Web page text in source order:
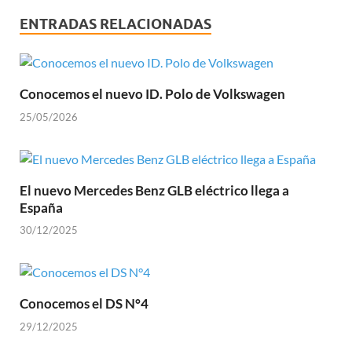
ENTRADAS RELACIONADAS
Conocemos el nuevo ID. Polo de Volkswagen
25/05/2026
El nuevo Mercedes Benz GLB eléctrico llega a
España
30/12/2025
Conocemos el DS N°4
29/12/2025